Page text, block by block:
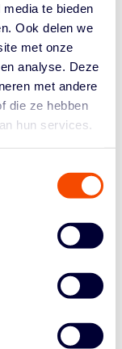
te bieden
Ook delen we
met onze
analyse. Deze
met andere
die ze hebben
hun services.
te
de wedstrijd
eindigden
wel een
en
Thuis tegen
Slovenië
moet
te gaan naar
nummers drie
Estland.